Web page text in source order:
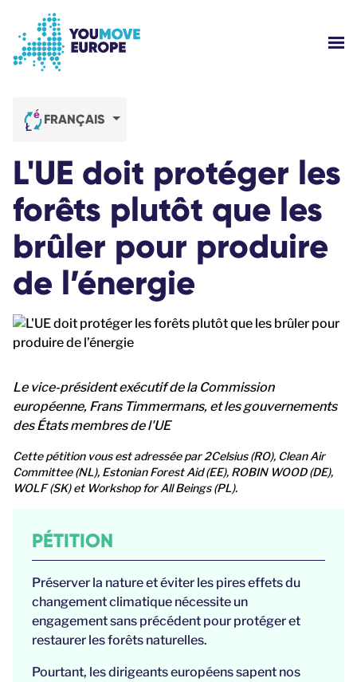
S'IDENTIFIER
FRANÇAIS
L'UE doit protéger les
forêts plutôt que les
brûler pour produire
de l’énergie
Le vice-président exécutif de la Commission
européenne, Frans Timmermans, et les gouvernements
des États membres de l'UE
Cette pétition vous est adressée par 2Celsius (RO), Clean Air
Committee (NL), Estonian Forest Aid (EE), ROBIN WOOD (DE),
WOLF (SK) et Workshop for All Beings (PL).
PÉTITION
Préserver la nature et éviter les pires effets du
changement climatique nécessite un
engagement sans précédent pour protéger et
restaurer les forêts naturelles.
Pourtant, les dirigeants européens sapent nos